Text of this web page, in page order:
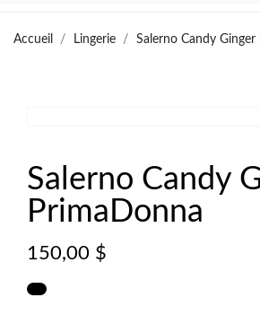
Accueil Lingerie Salerno Candy
Salerno Candy
PrimaDonna
150,00 $